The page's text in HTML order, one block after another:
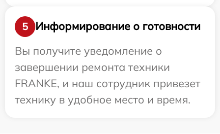
5
Информирование о готовности
Вы получите уведомление о
завершении ремонта техники
FRANKE, и наш сотрудник привезет
технику в удобное место и время.